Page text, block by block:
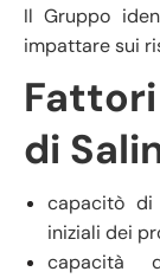
Il Gruppo
impattare sui
di
capacitò di
iniziali dei
capacità